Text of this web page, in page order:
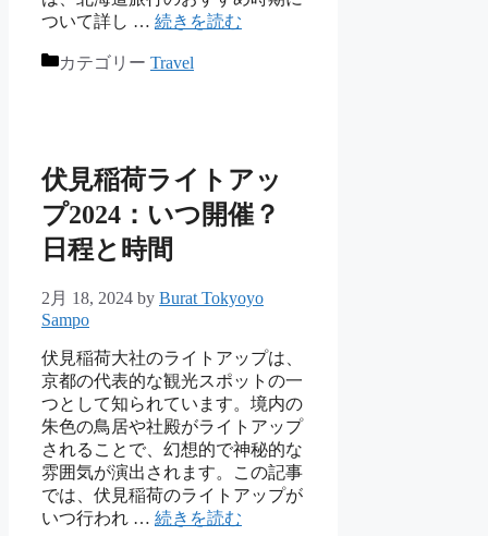
ついて詳し … 続きを読む
カテゴリー Travel
伏見稲荷ライトアッ
プ2024：いつ開催？
日程と時間
2月 18, 2024 by Burat Tokyoyo
Sampo
伏見稲荷大社のライトアップは、
京都の代表的な観光スポットの一
つとして知られています。境内の
朱色の鳥居や社殿がライトアップ
されることで、幻想的で神秘的な
雰囲気が演出されます。この記事
では、伏見稲荷のライトアップが
いつ行われ … 続きを読む